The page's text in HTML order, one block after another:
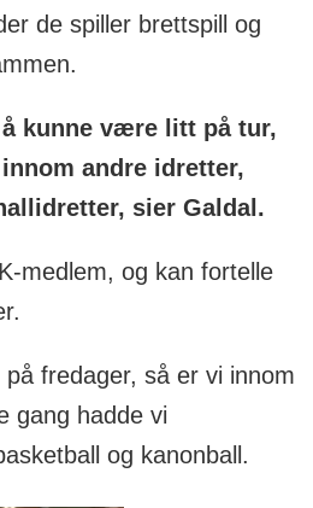
de spiller brettspill og
kunne være litt på tur,
andre idretter,
sier Galdal.
medlem, og kan fortelle
fredager, så er vi innom
gang hadde vi
og kanonball.